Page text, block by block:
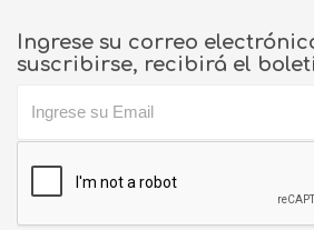
Ingrese su correo
suscribirse, recibirá el